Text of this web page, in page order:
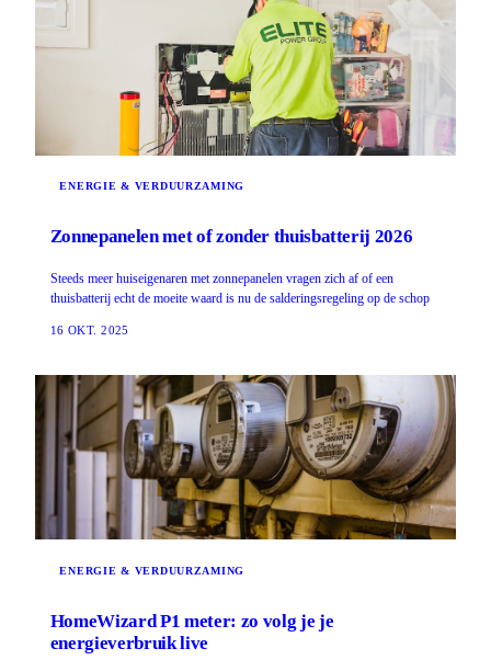
ENERGIE & VERDUURZAMING
Zonnepanelen met of zonder thuisbatterij 2026
Steeds meer huiseigenaren met zonnepanelen vragen zich af of een
thuisbatterij echt de moeite waard is nu de salderingsregeling op de schop
16 OKT. 2025
ENERGIE & VERDUURZAMING
HomeWizard P1 meter: zo volg je je
energieverbruik live